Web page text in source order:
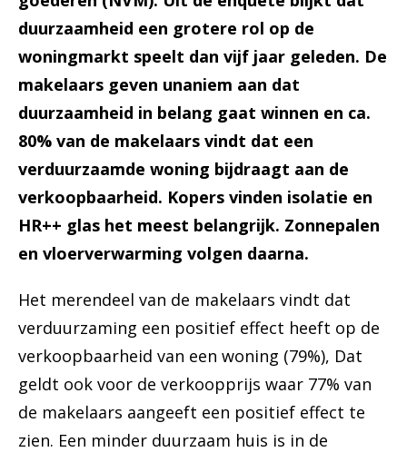
duurzaamheid een grotere rol op de
woningmarkt speelt dan vijf jaar geleden. De
makelaars geven unaniem aan dat
duurzaamheid in belang gaat winnen en ca.
80% van de makelaars vindt dat een
verduurzaamde woning bijdraagt aan de
verkoopbaarheid. Kopers vinden isolatie en
HR++ glas het meest belangrijk. Zonnepalen
en vloerverwarming volgen daarna.
Het merendeel van de makelaars vindt dat
verduurzaming een positief effect heeft op de
verkoopbaarheid van een woning (79%), Dat
geldt ook voor de verkoopprijs waar 77% van
de makelaars aangeeft een positief effect te
zien. Een minder duurzaam huis is in de